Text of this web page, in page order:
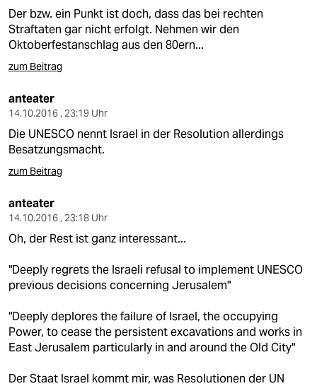
Der bzw. ein Punkt ist doch, dass das bei rechten
Straftaten gar nicht erfolgt. Nehmen wir den
Oktoberfestanschlag aus den 80ern...
zum Beitrag
anteater
14.10.2016 , 23:19 Uhr
Die UNESCO nennt Israel in der Resolution allerdings
Besatzungsmacht.
zum Beitrag
anteater
14.10.2016 , 23:18 Uhr
Oh, der Rest ist ganz interessant...
"Deeply regrets the Israeli refusal to implement UNESCO
previous decisions concerning Jerusalem"
"Deeply deplores the failure of Israel, the occupying
Power, to cease the persistent excavations and works in
East Jerusalem particularly in and around the Old City"
Der Staat Israel kommt mir, was Resolutionen der UN